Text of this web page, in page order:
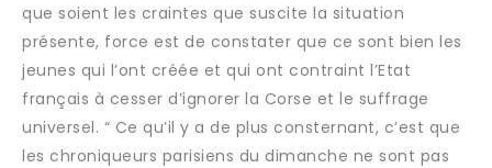
que soient les craintes que suscite la situation
présente, force est de constater que ce sont bien les
jeunes qui l’ont créée et qui ont contraint l’Etat
français à cesser d’ignorer la Corse et le suffrage
universel. “ Ce qu’il y a de plus consternant, c’est que
les chroniqueurs parisiens du dimanche ne sont pas